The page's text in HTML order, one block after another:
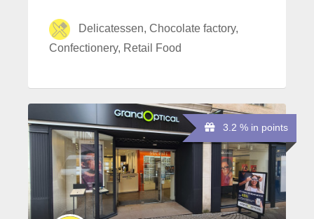
Delicatessen, Chocolate factory,
Confectionery, Retail Food
3.2 % in points